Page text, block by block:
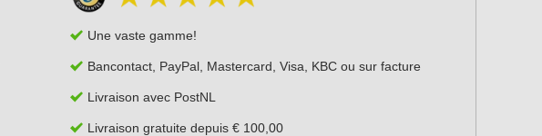
Une vaste gamme!
Bancontact, PayPal, Mastercard, Visa, KBC ou sur facture
Livraison avec PostNL
Livraison gratuite depuis € 100,00